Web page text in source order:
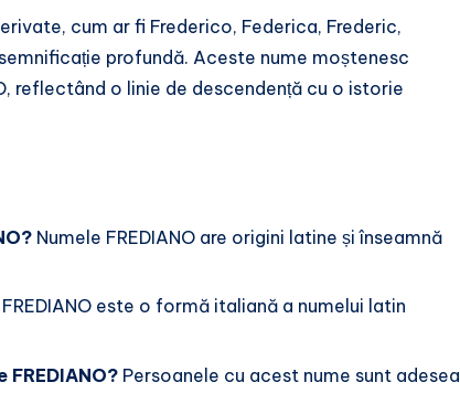
cum ar fi Frederico, Federica, Frederic,
profundă. Aceste nume moștenesc
reflectând o linie de descendență cu o istorie
Numele FREDIANO are origini latine și înseamnă
FREDIANO este o formă italiană a numelui latin
Persoanele cu acest nume sunt adesea